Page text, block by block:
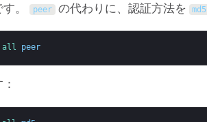
。 peer の代わりに、認証方法を md5
all peer